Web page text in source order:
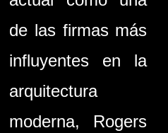
de las firmas más
influyentes en la
arquitectura
moderna, Rogers